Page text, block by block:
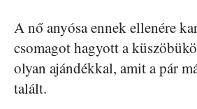
A nő anyósa ennek ellenére
csomagot hagyott a
olyan ajándékkal, amit a pár
talált.